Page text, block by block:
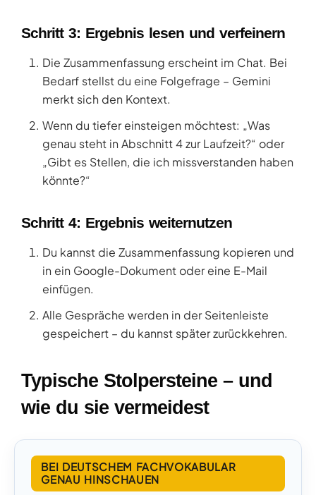
Schritt 3: Ergebnis lesen und verfeinern
Die Zusammenfassung erscheint im Chat. Bei
Bedarf stellst du eine Folgefrage – Gemini
merkt sich den Kontext.
Wenn du tiefer einsteigen möchtest: „Was
genau steht in Abschnitt 4 zur Laufzeit?“ oder
„Gibt es Stellen, die ich missverstanden haben
könnte?“
Schritt 4: Ergebnis weiternutzen
Du kannst die Zusammenfassung kopieren und
in ein Google-Dokument oder eine E-Mail
einfügen.
Alle Gespräche werden in der Seitenleiste
gespeichert – du kannst später zurückkehren.
Typische Stolpersteine – und
wie du sie vermeidest
BEI DEUTSCHEM FACHVOKABULAR
GENAU HINSCHAUEN